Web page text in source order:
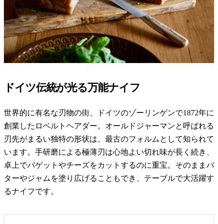
ドイツ伝統が光る万能ナイフ
世界的に有名な刃物の街、ドイツのゾーリンゲンで1872年に
創業したロベルトヘアダー。オールドジャーマンと呼ばれる
刃先がまるい独特の形状は、最古のフォルムとして知られて
います。手研磨による極薄刃は心地よい切れ味が長く続き、
卓上でバゲットやチーズをカットするのに重宝。そのままバ
ターやジャムを塗り広げることもでき、テーブルで大活躍す
るナイフです。